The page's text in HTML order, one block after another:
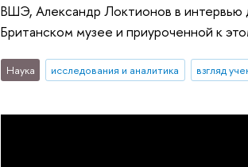
ВШЭ, Александр Локтионов в интервью
Британском музее и приуроченной к
Наука исследования и аналитика взгляд